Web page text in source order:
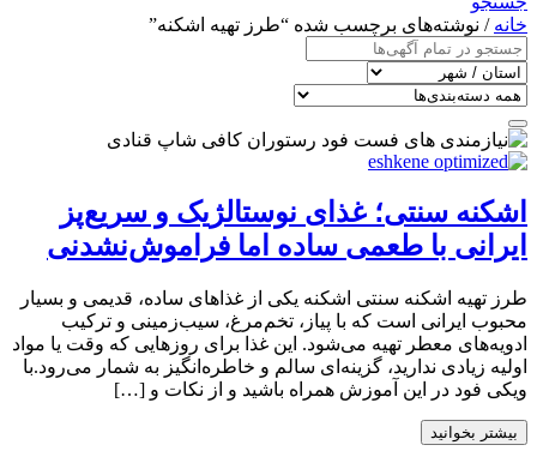
خانه / نوشته‌های برچسب شده “طرز تهیه اشکنه”
اشکنه سنتی؛ غذای نوستالژیک و سریع‌پز
ایرانی با طعمی ساده اما فراموش‌نشدنی
طرز تهیه اشکنه سنتی اشکنه یکی از غذاهای ساده، قدیمی و بسیار
محبوب ایرانی است که با پیاز، تخم‌مرغ، سیب‌زمینی و ترکیب
ادویه‌های معطر تهیه می‌شود. این غذا برای روزهایی که وقت یا مواد
اولیه زیادی ندارید، گزینه‌ای سالم و خاطره‌انگیز به شمار می‌رود.با
ویکی فود در این آموزش همراه باشید و از نکات و […]
بیشتر بخوانید